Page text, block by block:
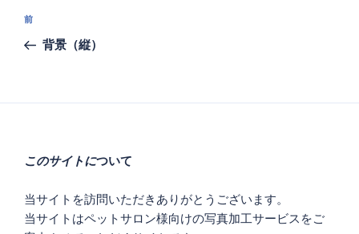
投
ナ
ゲ
ョ
ン
前
の
前
背景（縦）
このサイトについて
当サイトを訪問いただきありがとうございます。
当サイトはペットサロン様向けの写真加工サービスをご